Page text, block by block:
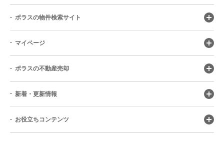
ポラスの物件検索サイト
マイページ
ポラスの不動産売却
新着・更新情報
お役立ちコンテンツ